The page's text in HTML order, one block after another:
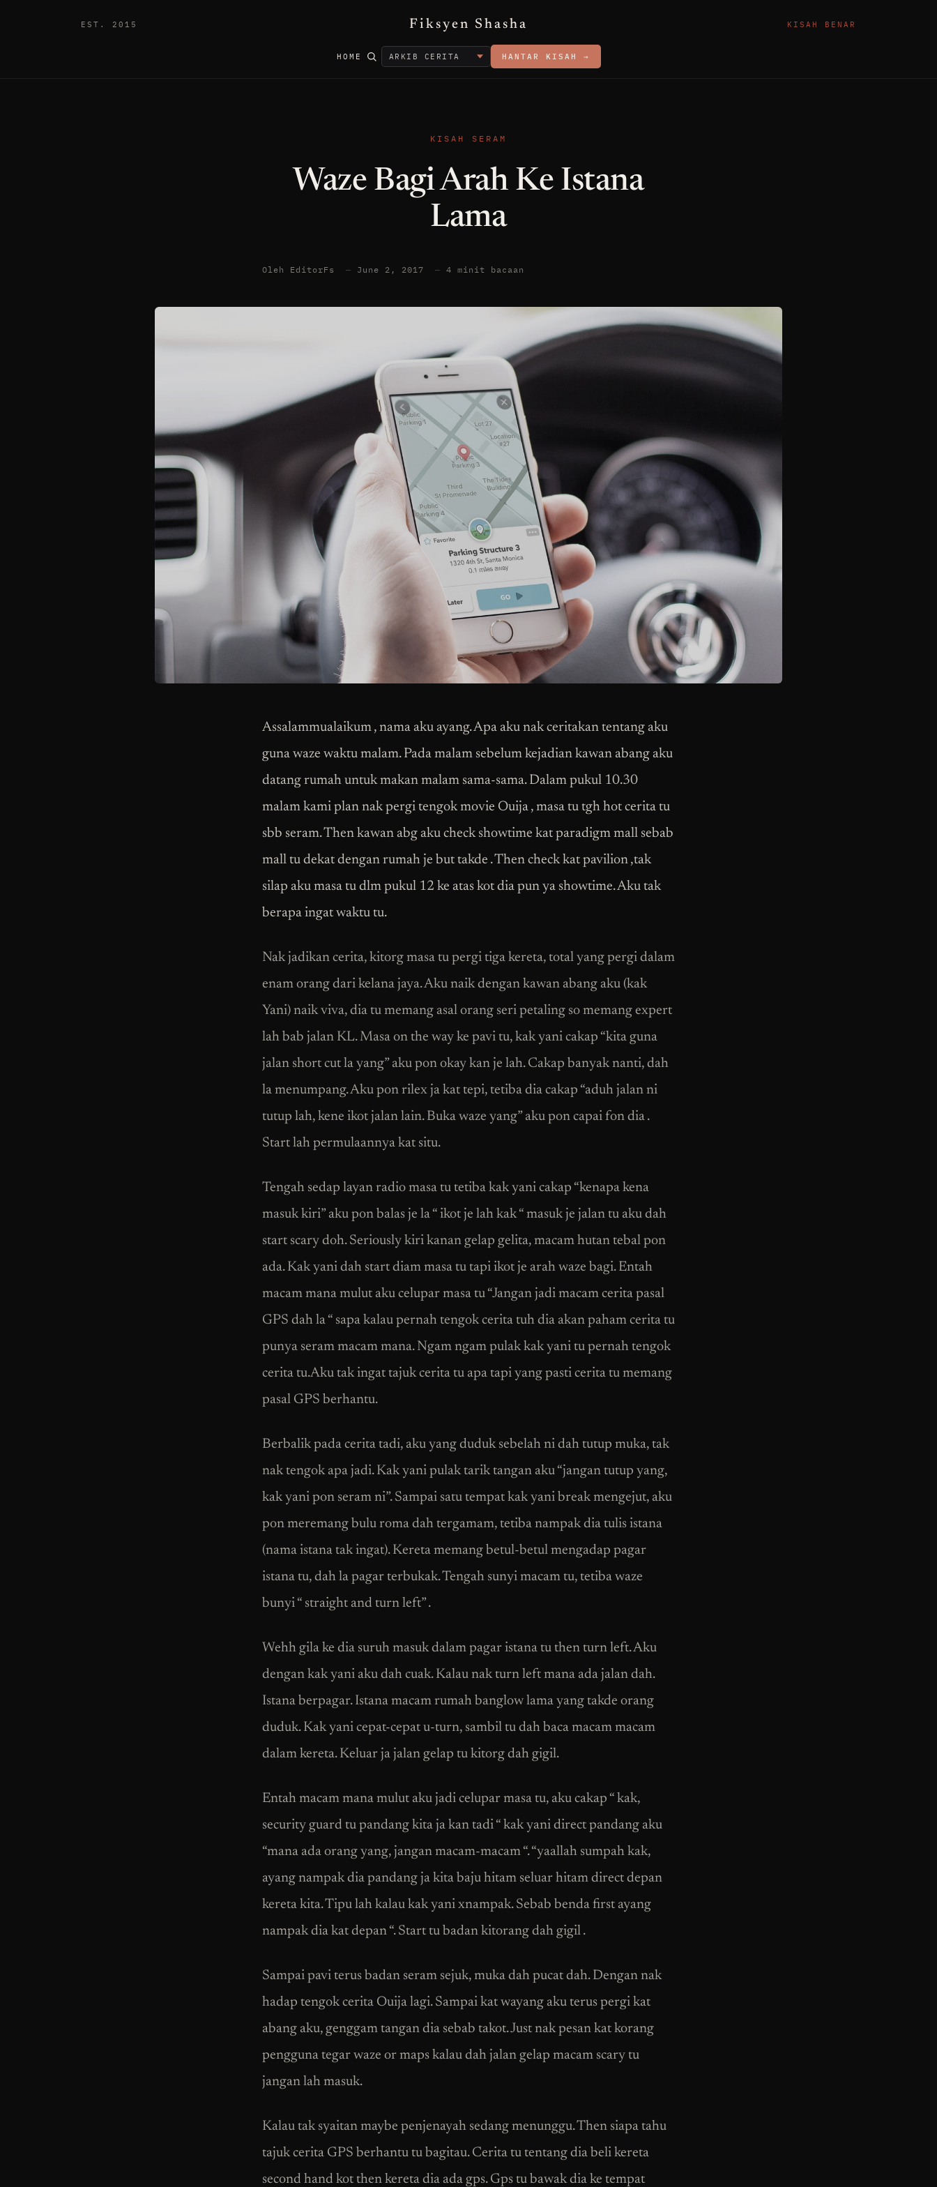
EST. 2015 Fiksyen Shasha KISAH BENAR
HOME HANTAR KISAH →
KISAH SERAM
Waze Bagi Arah Ke Istana
Lama
Oleh EditorFs — June 2, 2017 — 4 minit bacaan
Assalammualaikum , nama aku ayang. Apa aku nak ceritakan tentang aku
guna waze waktu malam. Pada malam sebelum kejadian kawan abang aku
datang rumah untuk makan malam sama-sama. Dalam pukul 10.30
malam kami plan nak pergi tengok movie Ouija , masa tu tgh hot cerita tu
sbb seram. Then kawan abg aku check showtime kat paradigm mall sebab
mall tu dekat dengan rumah je but takde . Then check kat pavilion ,tak
silap aku masa tu dlm pukul 12 ke atas kot dia pun ya showtime. Aku tak
berapa ingat waktu tu.
Nak jadikan cerita, kitorg masa tu pergi tiga kereta, total yang pergi dalam
enam orang dari kelana jaya. Aku naik dengan kawan abang aku (kak
Yani) naik viva, dia tu memang asal orang seri petaling so memang expert
lah bab jalan KL. Masa on the way ke pavi tu, kak yani cakap “kita guna
jalan short cut la yang” aku pon okay kan je lah. Cakap banyak nanti, dah
la menumpang. Aku pon rilex ja kat tepi, tetiba dia cakap “aduh jalan ni
tutup lah, kene ikot jalan lain. Buka waze yang” aku pon capai fon dia .
Start lah permulaannya kat situ.
Tengah sedap layan radio masa tu tetiba kak yani cakap “kenapa kena
masuk kiri” aku pon balas je la “ ikot je lah kak “ masuk je jalan tu aku dah
start scary doh. Seriously kiri kanan gelap gelita, macam hutan tebal pon
ada. Kak yani dah start diam masa tu tapi ikot je arah waze bagi. Entah
macam mana mulut aku celupar masa tu “Jangan jadi macam cerita pasal
GPS dah la “ sapa kalau pernah tengok cerita tuh dia akan paham cerita tu
punya seram macam mana. Ngam ngam pulak kak yani tu pernah tengok
cerita tu.Aku tak ingat tajuk cerita tu apa tapi yang pasti cerita tu memang
pasal GPS berhantu.
Berbalik pada cerita tadi, aku yang duduk sebelah ni dah tutup muka, tak
nak tengok apa jadi. Kak yani pulak tarik tangan aku “jangan tutup yang,
kak yani pon seram ni”. Sampai satu tempat kak yani break mengejut, aku
pon meremang bulu roma dah tergamam, tetiba nampak dia tulis istana
(nama istana tak ingat). Kereta memang betul-betul mengadap pagar
istana tu, dah la pagar terbukak. Tengah sunyi macam tu, tetiba waze
bunyi “ straight and turn left” .
Wehh gila ke dia suruh masuk dalam pagar istana tu then turn left. Aku
dengan kak yani aku dah cuak. Kalau nak turn left mana ada jalan dah.
Istana berpagar. Istana macam rumah banglow lama yang takde orang
duduk. Kak yani cepat-cepat u-turn, sambil tu dah baca macam macam
dalam kereta. Keluar ja jalan gelap tu kitorg dah gigil.
Entah macam mana mulut aku jadi celupar masa tu, aku cakap “ kak,
security guard tu pandang kita ja kan tadi “ kak yani direct pandang aku
“mana ada orang yang, jangan macam-macam “. “yaallah sumpah kak,
ayang nampak dia pandang ja kita baju hitam seluar hitam direct depan
kereta kita. Tipu lah kalau kak yani xnampak. Sebab benda first ayang
nampak dia kat depan “. Start tu badan kitorang dah gigil .
Sampai pavi terus badan seram sejuk, muka dah pucat dah. Dengan nak
hadap tengok cerita Ouija lagi. Sampai kat wayang aku terus pergi kat
abang aku, genggam tangan dia sebab takot. Just nak pesan kat korang
pengguna tegar waze or maps kalau dah jalan gelap macam scary tu
jangan lah masuk.
Kalau tak syaitan maybe penjenayah sedang menunggu. Then siapa tahu
tajuk cerita GPS berhantu tu bagitau. Cerita tu tentang dia beli kereta
second hand kot then kereta dia ada gps. Gps tu bawak dia ke tempat